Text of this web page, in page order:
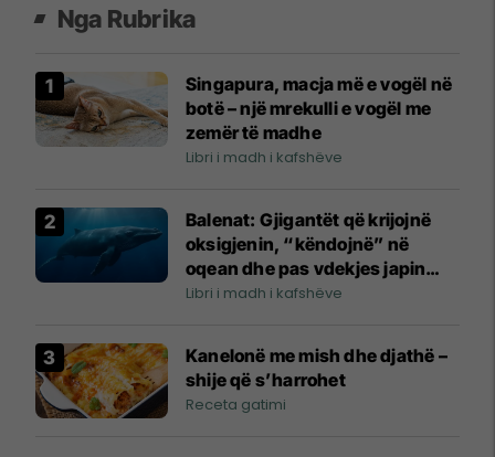
Nga Rubrika
Singapura, macja më e vogël në
botë – një mrekulli e vogël me
zemër të madhe
Libri i madh i kafshëve
Balenat: Gjigantët që krijojnë
oksigjenin, “këndojnë” në
oqean dhe pas vdekjes japin
jetë për dekada
Libri i madh i kafshëve
Kanelonë me mish dhe djathë –
shije që s’harrohet
Receta gatimi